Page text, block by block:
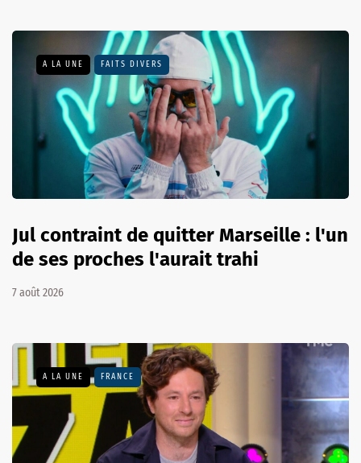
A LA UNE FAITS DIVERS
Jul contraint de quitter Marseille : l'un
de ses proches l'aurait trahi
7 août 2026
A LA UNE FRANCE